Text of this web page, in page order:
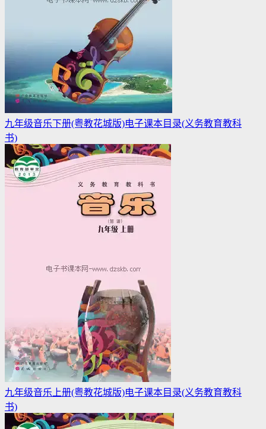
九年级音乐下册(粤教花城版)电子课本目录(义务教育教科
书)
九年级音乐上册(粤教花城版)电子课本目录(义务教育教科
书)